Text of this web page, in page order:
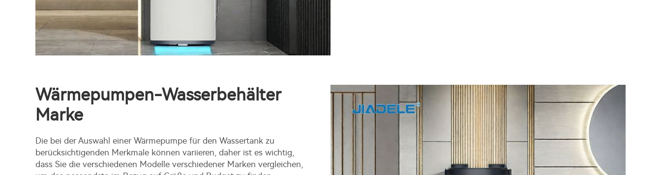
Wärmepumpen-Wasserbehälter
Marke
Die bei der Auswahl einer Wärmepumpe für den Wassertank zu
berücksichtigenden Merkmale können variieren, daher ist es wichtig,
dass Sie die verschiedenen Modelle verschiedener Marken vergleichen,